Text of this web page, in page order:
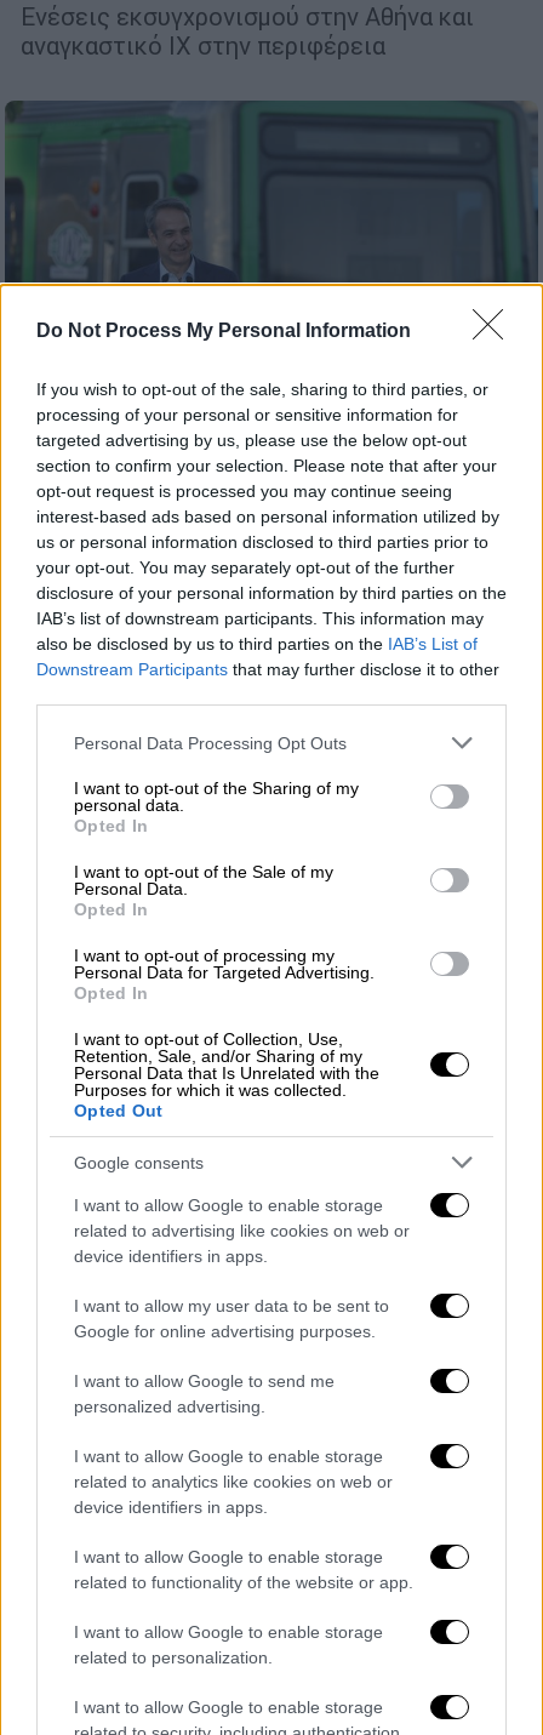
Do Not Process My Personal Information
If you wish to opt-out of the sale, sharing to third parties, or
processing of your personal or sensitive information for
targeted advertising by us, please use the below opt-out
section to confirm your selection. Please note that after your
opt-out request is processed you may continue seeing
interest-based ads based on personal information utilized by
us or personal information disclosed to third parties prior to
your opt-out. You may separately opt-out of the further
disclosure of your personal information by third parties on the
IAB’s list of downstream participants. This information may
also be disclosed by us to third parties on the IAB’s List of
Downstream Participants that may further disclose it to other
Please note that this website/app uses one or more Google
not limited to your visit or usage behaviour. You may click to
grant or deny consent to Google and its third-party tags to
use your data for below specified purposes in below Google
consent section.
Personal Data Processing Opt Outs
I want to opt-out of the Sharing of my
personal data.
Opted In
I want to opt-out of the Sale of my
Personal Data.
Opted In
I want to opt-out of processing my
Personal Data for Targeted Advertising.
Opted In
I want to opt-out of Collection, Use,
Retention, Sale, and/or Sharing of my
Personal Data that Is Unrelated with the
Purposes for which it was collected.
Opted Out
Google consents
I want to allow Google to enable storage
related to advertising like cookies on web or
device identifiers in apps.
I want to allow my user data to be sent to
Google for online advertising purposes.
I want to allow Google to send me
personalized advertising.
I want to allow Google to enable storage
related to analytics like cookies on web or
device identifiers in apps.
I want to allow Google to enable storage
related to functionality of the website or app.
I want to allow Google to enable storage
related to personalization.
I want to allow Google to enable storage
Ενέσεις εκσυγχρονισμού στην Αθήνα και
αναγκαστικό ΙΧ στην περιφέρεια
Πολιτική|20.05.2026 21:07
Μητσοτάκης: 1.076 νέα λεωφορεία,
συρμοί και προσλήψεις στις
συγκοινωνίες - Έρχονται συλλογικές
συμβάσεις
Οι νέοι στόχοι που έθεσε ο πρωθυπουργός
Ελλάδα|18.05.2026 16:31
ΟΑΣΑ: Αυξήθηκαν δρομολόγια και
επιβάτες το πρώτο τετράμηνο του 2026
Τα οχηματοχιλιόμετρα αυξήθηκαν κατά
3,54%, ξεπερνώντας τα 28,3 εκατομμύρια,
εξέλιξη που αποδίδεται κυρίως στη
σταδιακή ανανέωση του στόλου και στη
μεγαλύτερη διαθεσιμότητα οχημάτων στους
δρόμους της πρωτεύουσας